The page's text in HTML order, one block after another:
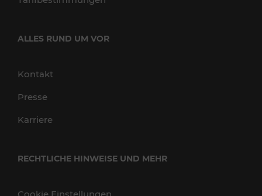
ALLES RUND UM VOR
Kontakt
Presse
Karriere
RECHTLICHE HINWEISE UND MEHR